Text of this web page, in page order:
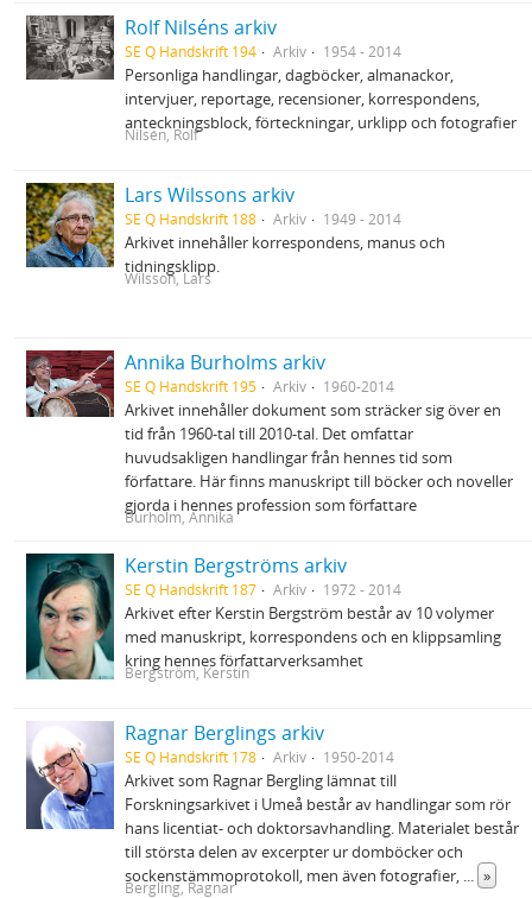
Rolf Nilséns arkiv
SE Q Handskrift 194 Arkiv 1954 - 2014
Personliga handlingar, dagböcker, almanackor,
intervjuer, reportage, recensioner, korrespondens,
anteckningsblock, förteckningar, urklipp och fotografier
Nilsén, Rolf
Lars Wilssons arkiv
SE Q Handskrift 188 Arkiv 1949 - 2014
Arkivet innehåller korrespondens, manus och
tidningsklipp.
Wilsson, Lars
Annika Burholms arkiv
SE Q Handskrift 195 Arkiv 1960-2014
Arkivet innehåller dokument som sträcker sig över en
tid från 1960-tal till 2010-tal. Det omfattar
huvudsakligen handlingar från hennes tid som
författare. Här finns manuskript till böcker och noveller
gjorda i hennes profession som författare
Burholm, Annika
Kerstin Bergströms arkiv
SE Q Handskrift 187 Arkiv 1972 - 2014
Arkivet efter Kerstin Bergström består av 10 volymer
med manuskript, korrespondens och en klippsamling
kring hennes författarverksamhet
Bergström, Kerstin
Ragnar Berglings arkiv
SE Q Handskrift 178 Arkiv 1950-2014
Arkivet som Ragnar Bergling lämnat till
Forskningsarkivet i Umeå består av handlingar som rör
hans licentiat- och doktorsavhandling. Materialet består
till största delen av excerpter ur domböcker och
sockenstämmoprotokoll, men även fotografier, ... »
Bergling, Ragnar